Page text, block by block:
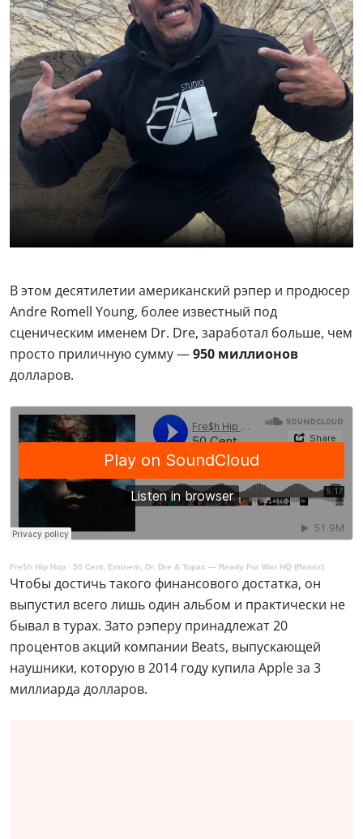
В этом десятилетии американский рэпер и продюсер
Andre Romell Young, более известный под
сценическим именем Dr. Dre, заработал больше, чем
просто приличную сумму —950 миллионов
долларов.
Fre$h Hip Hop · 50 Cent, Eminem, Dr. Dre & Tupac — Ready For War HQ (Remix)
Чтобы достичь такого финансового достатка, он
выпустил всего лишь один альбом и практически не
бывал в турах. Зато рэперу принадлежат 20
процентов акций компании Beats, выпускающей
наушники, которую в 2014 году купила Apple за 3
миллиарда долларов.